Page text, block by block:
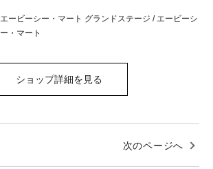
エービーシー・マート グランドステージ / エービーシ
ー・マート
ショップ詳細を見る
次のページへ